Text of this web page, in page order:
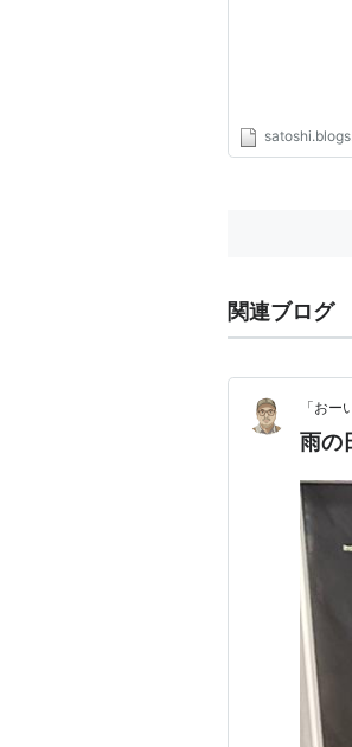
関連ブログ
「お
雨の